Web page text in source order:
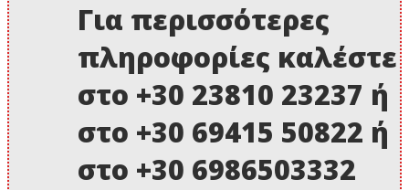
Για περισσότερες
πληροφορίες καλέστε
στο +30 23810 23237 ή
στο +30 69415 50822 ή
στο +30 6986503332